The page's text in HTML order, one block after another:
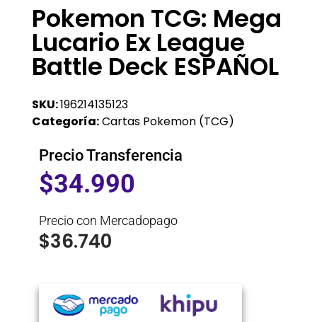
Pokemon TCG: Mega
Lucario Ex League
Battle Deck ESPAÑOL
SKU:196214135123
Categoría:Cartas Pokemon (TCG)
Precio Transferencia
$34.990
Precio con Mercadopago
$36.740